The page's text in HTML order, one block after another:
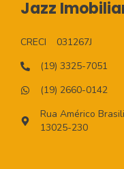
Jazz
CRECI
031267J
(19) 3325-7051
(19) 2660-0142
Rua Américo
13025-230